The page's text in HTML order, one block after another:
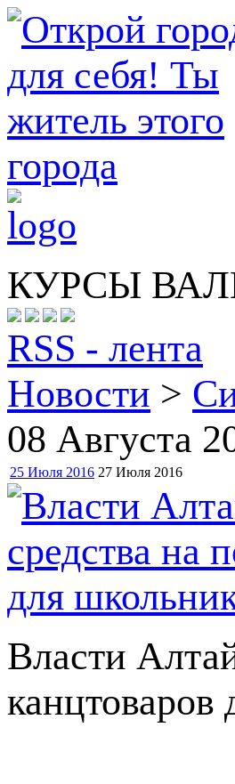
КУРСЫ
RSS - лента
Новости >
08 Августа
25 Июля 2016 27 Июля 2016
Власти